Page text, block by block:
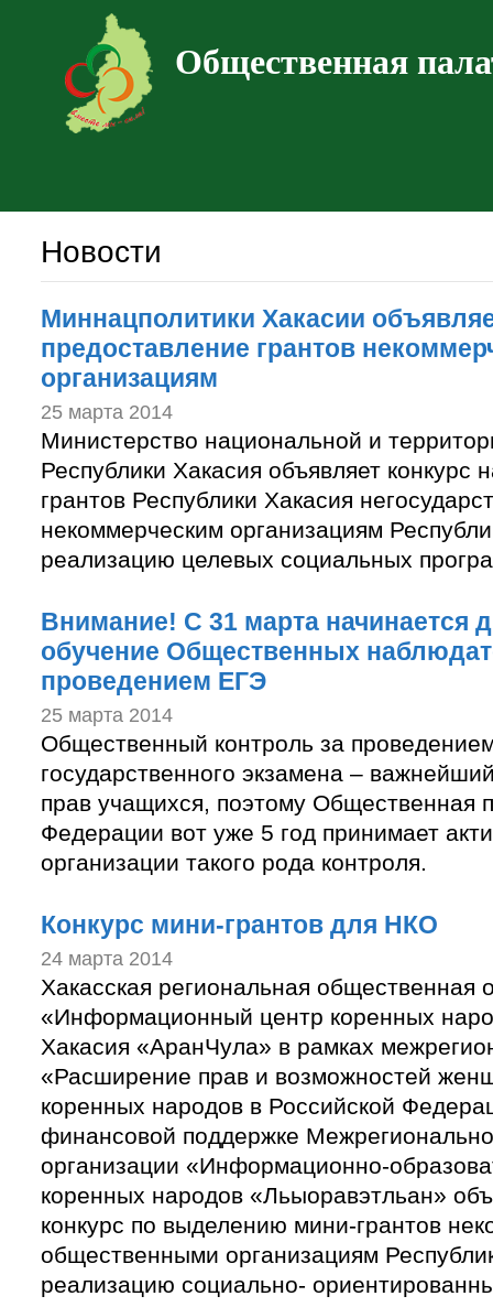
Общественная
Новости
Миннацполитики Хакасии
предоставление грантов
организациям
25 марта 2014
Министерство национальной и
Республики Хакасия объявляет конкурс
грантов Республики Хакасия
некоммерческим организациям
реализацию целевых социальных
Внимание! С 31 марта начинается
обучение Общественных
проведением ЕГЭ
25 марта 2014
Общественный контроль за
государственного экзамена –
прав учащихся, поэтому Общественная
Федерации вот уже 5 год принимает
организации такого рода контроля.
Конкурс мини-грантов для НКО
24 марта 2014
Хакасская региональная общественная
«Информационный центр коренных
Хакасия «АранЧула» в рамках
«Расширение прав и возможностей
коренных народов в Российской
финансовой поддержке
организации «Информационно-
коренных народов «Льыоравэтльан»
конкурс по выделению мини-грантов
общественными организациям
реализацию социально-